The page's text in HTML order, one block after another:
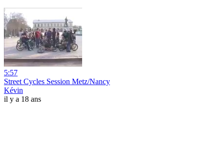
5:57
Street Cycles Session Metz/Nancy
Kévin
il y a 18 ans